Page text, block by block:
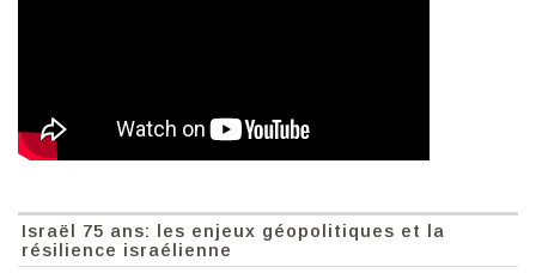
Israël 75 ans: les enjeux géopolitiques et la
résilience israélienne